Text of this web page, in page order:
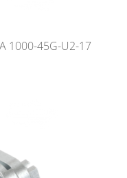
1000-45G-U2-17